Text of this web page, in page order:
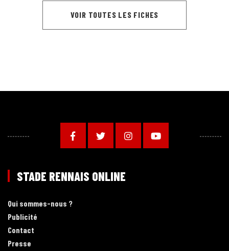
VOIR TOUTES LES FICHES
STADE RENNAIS ONLINE
Qui sommes-nous ?
Publicité
Contact
Presse